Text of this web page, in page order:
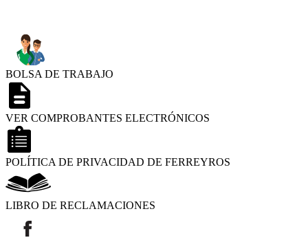
BOLSA DE TRABAJO
VER COMPROBANTES ELECTRÓNICOS
POLÍTICA DE PRIVACIDAD DE FERREYROS
LIBRO DE RECLAMACIONES